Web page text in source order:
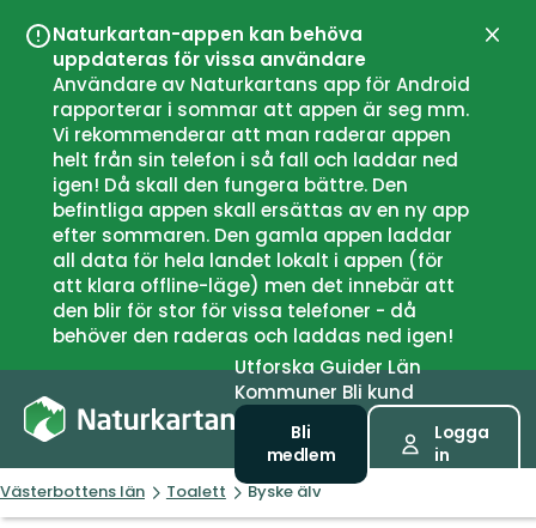
Naturkartan-appen kan behöva
uppdateras för vissa användare
Användare av Naturkartans app för Android
rapporterar i sommar att appen är seg mm.
Vi rekommenderar att man raderar appen
helt från sin telefon i så fall och laddar ned
igen! Då skall den fungera bättre. Den
befintliga appen skall ersättas av en ny app
efter sommaren. Den gamla appen laddar
all data för hela landet lokalt i appen (för
att klara offline-läge) men det innebär att
den blir för stor för vissa telefoner - då
behöver den raderas och laddas ned igen!
UtforskaGuiderLän
Kommuner Bli kund
Bli
medlem
Logga
in
Västerbottens län Toalett Byske älv